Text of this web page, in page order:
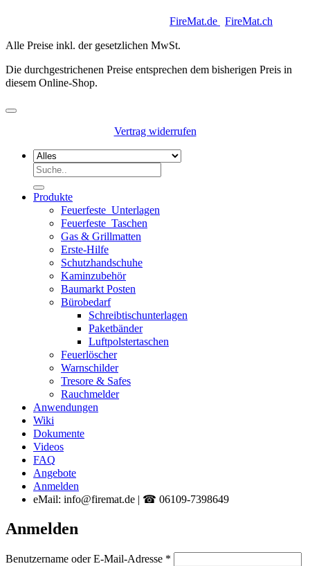
FireMat.de FireMat.ch
Alle Preise inkl. der gesetzlichen MwSt.
Die durchgestrichenen Preise entsprechen dem bisherigen Preis in
diesem Online-Shop.
Vertrag widerrufen
Suchen
Produkte
Feuerfeste_Unterlagen
Feuerfeste_Taschen
Gas & Grillmatten
Erste-Hilfe
Schutzhandschuhe
Kaminzubehör
Baumarkt Posten
Bürobedarf
Schreibtischunterlagen
Paketbänder
Luftpolstertaschen
Feuerlöscher
Warnschilder
Tresore & Safes
Rauchmelder
Anwendungen
Wiki
Dokumente
Videos
FAQ
Angebote
Anmelden
eMail: info@firemat.de | ☎ 06109-7398649
Anmelden
Benutzername oder E-Mail-Adresse *